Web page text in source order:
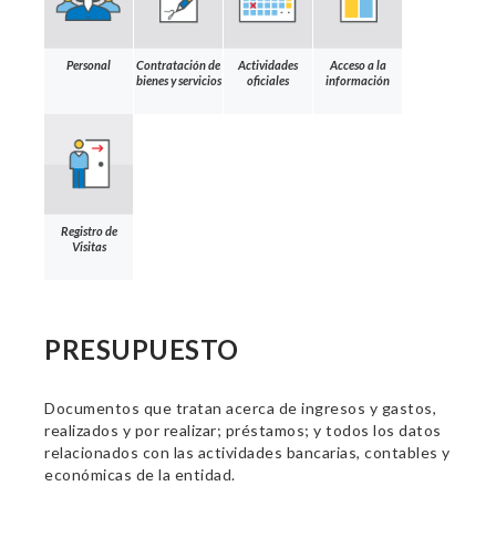
Personal
Contratación de
bienes y servicios
Actividades
oficiales
Acceso a la
información
Registro de
Visitas
PRESUPUESTO
Documentos que tratan acerca de ingresos y gastos,
realizados y por realizar; préstamos; y todos los datos
relacionados con las actividades bancarias, contables y
económicas de la entidad.